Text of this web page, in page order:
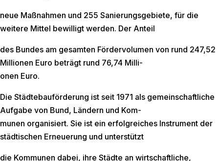
neue Maßnahmen und 255 Sanierungsgebiete, für die
weitere Mittel bewilligt werden. Der Anteil
des Bundes am gesamten Fördervolumen von rund 247,52
Millionen Euro beträgt rund 76,74 Milli-
onen Euro.
Die Städtebauförderung ist seit 1971 als gemeinschaftliche
Aufgabe von Bund, Ländern und Kom-
munen organisiert. Sie ist ein erfolgreiches Instrument der
städtischen Erneuerung und unterstützt
die Kommunen dabei, ihre Städte an wirtschaftliche,